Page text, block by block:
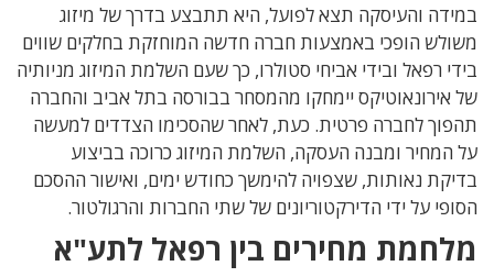
במידה והעיסקה תצא לפועל, היא תתבצע בדרך של מיזוג
משולש הופכי באמצעות חברה חדשה המוחזקת בחלקים שווים
בידי רפאל ובידי אביחי סטולרו, כך שעם השלמת המיזוג מניותיה
של אירונאוטיקס יימחקו מהמסחר בבורסה בתל אביב והחברה
תהפוך לחברה פרטית. כעת, לאחר שהסכימו הצדדים למעשה
על המחיר ומבנה העסקה, השלמת המיזוג כרוכה בביצוע
בדיקת נאותות, שצפויה להימשך כחודש ימים, ואישור ההסכם
הסופי על ידי הדירקטוריונים של שתי החברות והרגולטור.
מלחמת מחירים בין רפאל לתע"א